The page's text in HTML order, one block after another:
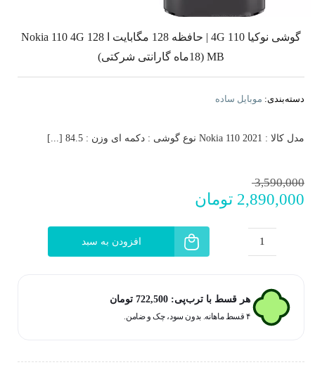
گوشی نوکیا 110 4G | حافظه 128 مگابایت ا Nokia 110 4G 128
MB (18ماه گارانتی شرکتی)
دسته‌بندی: موبایل ساده
مدل کالا : Nokia 110 2021 نوع گوشی : دکمه ای وزن : 84.5 [...]
3,590,000
قیمت
اصلی:
3,590,000 تومان
2,890,000 تومان
قیمت
فعلی:
4G
|
128
افزودن به سبد
هر قسط با ترب‌پی: 722,500 تومان
۴ قسط ماهانه. بدون سود، چک و ضامن.